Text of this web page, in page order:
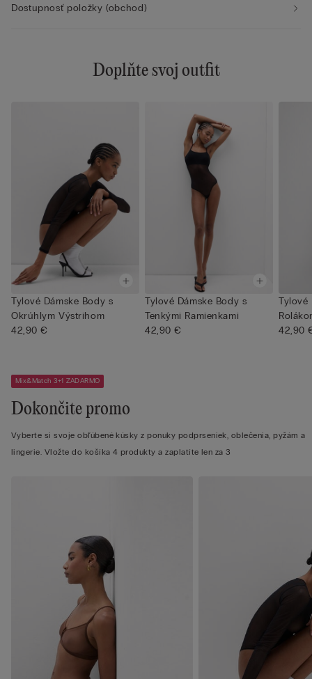
Dostupnosť položky (obchod)
Doplňte svoj outfit
Tylové Dámske Body s
Okrúhlym Výstrihom
42,90 €
Tylové Dámske Body s
Tenkými Ramienkami
42,90 €
Tylové
42,90
Mix&Match 3+1 ZADARMO
Dokončite promo
Vyberte si svoje obľúbené kúsky z ponuky podprseniek, oblečenia, pyžám a
lingerie. Vložte do košíka 4 produkty a zaplatíte len za 3